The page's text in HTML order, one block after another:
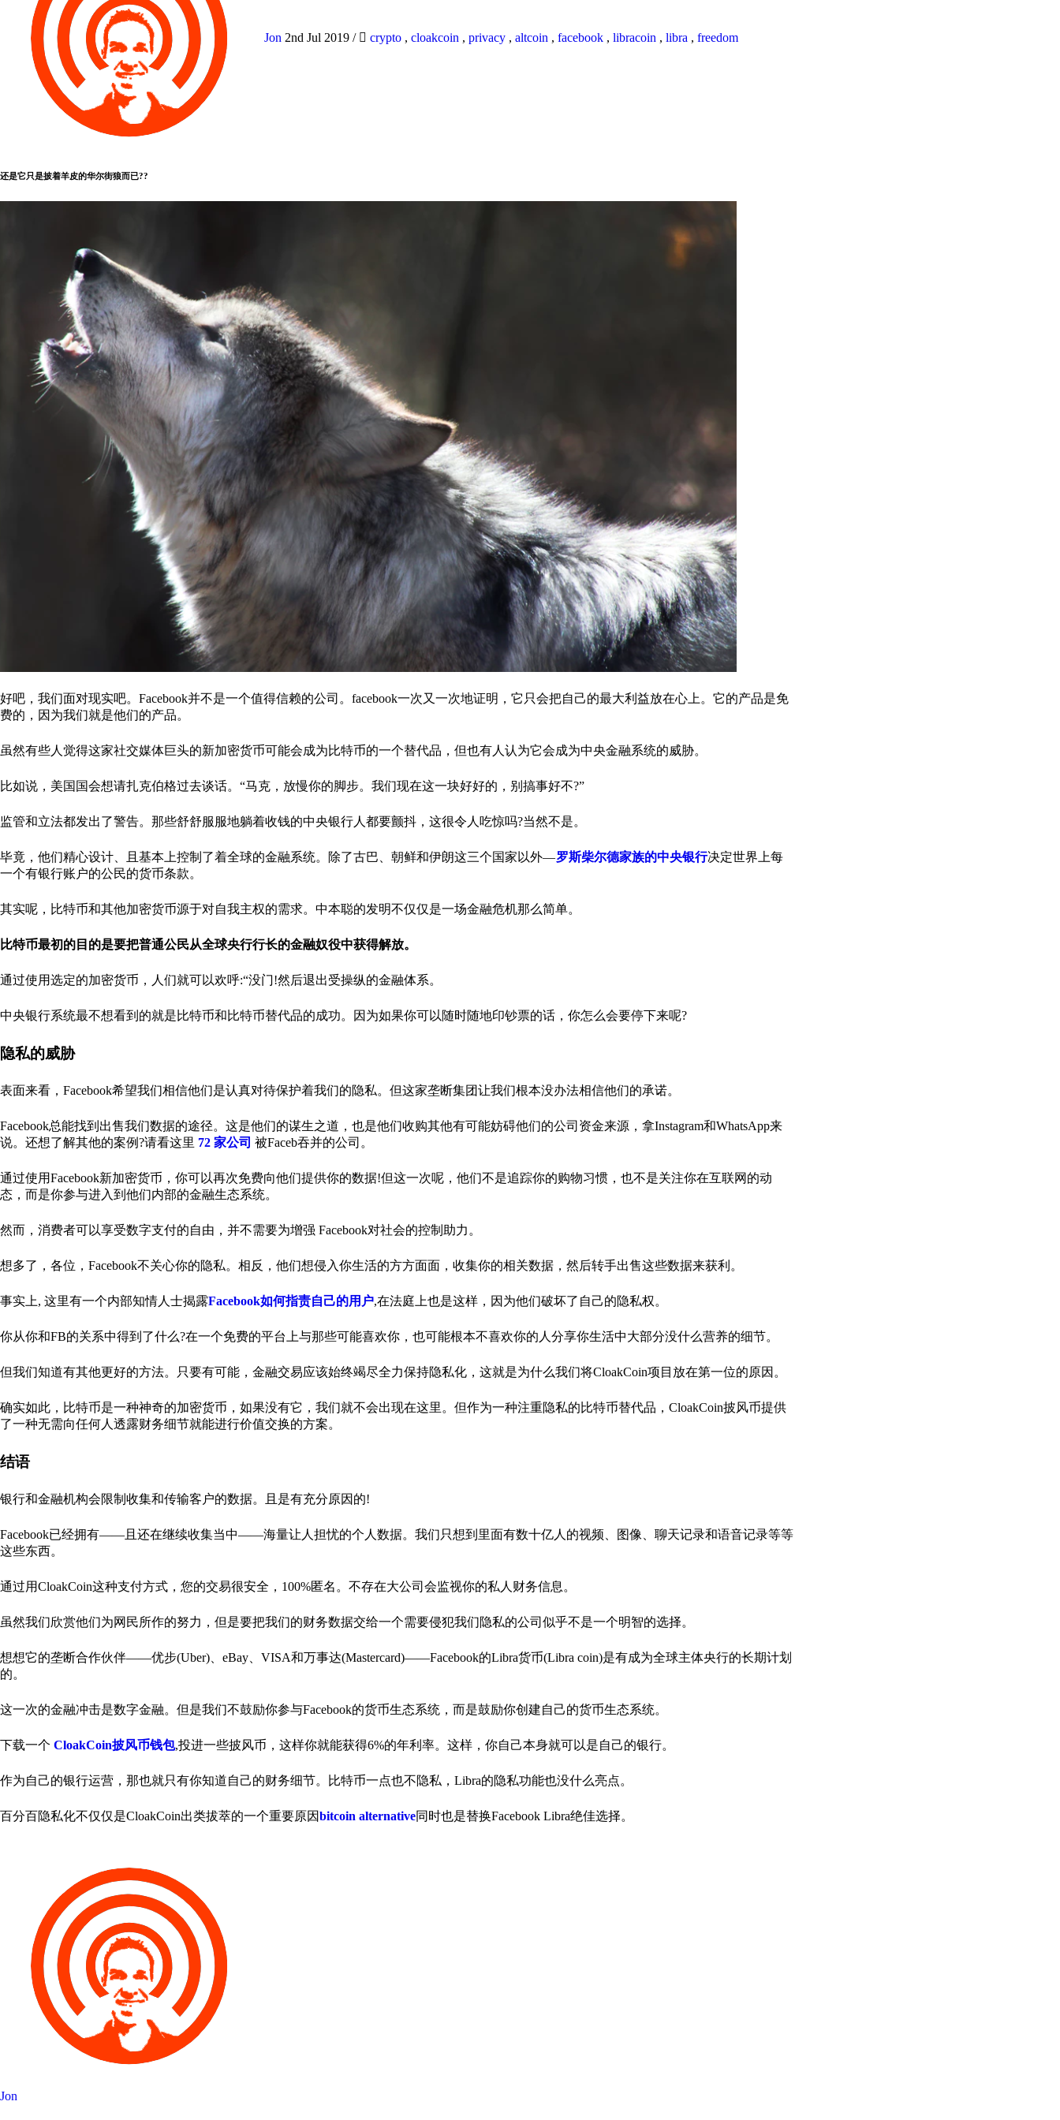
Jon 2nd Jul 2019 / crypto , cloakcoin , privacy , altcoin , facebook , libracoin , libra , freedom
还是它只是披着羊皮的华尔街狼而已??
好吧，我们面对现实吧。Facebook并不是一个值得信赖的公司。facebook一次又一次地证明，它只会把自己的最大利益放在心上。它的产品是免
费的，因为我们就是他们的产品。
虽然有些人觉得这家社交媒体巨头的新加密货币可能会成为比特币的一个替代品，但也有人认为它会成为中央金融系统的威胁。
比如说，美国国会想请扎克伯格过去谈话。“马克，放慢你的脚步。我们现在这一块好好的，别搞事好不?”
监管和立法都发出了警告。那些舒舒服服地躺着收钱的中央银行人都要颤抖，这很令人吃惊吗?当然不是。
毕竟，他们精心设计、且基本上控制了着全球的金融系统。除了古巴、朝鲜和伊朗这三个国家以外—罗斯柴尔德家族的中央银行决定世界上每
一个有银行账户的公民的货币条款。
其实呢，比特币和其他加密货币源于对自我主权的需求。中本聪的发明不仅仅是一场金融危机那么简单。
比特币最初的目的是要把普通公民从全球央行行长的金融奴役中获得解放。
通过使用选定的加密货币，人们就可以欢呼:“没门!然后退出受操纵的金融体系。
中央银行系统最不想看到的就是比特币和比特币替代品的成功。因为如果你可以随时随地印钞票的话，你怎么会要停下来呢?
隐私的威胁
表面来看，Facebook希望我们相信他们是认真对待保护着我们的隐私。但这家垄断集团让我们根本没办法相信他们的承诺。
Facebook总能找到出售我们数据的途径。这是他们的谋生之道，也是他们收购其他有可能妨碍他们的公司资金来源，拿Instagram和WhatsApp来
说。还想了解其他的案例?请看这里 72 家公司 被Faceb吞并的公司。
通过使用Facebook新加密货币，你可以再次免费向他们提供你的数据!但这一次呢，他们不是追踪你的购物习惯，也不是关注你在互联网的动
态，而是你参与进入到他们内部的金融生态系统。
然而，消费者可以享受数字支付的自由，并不需要为增强 Facebook对社会的控制助力。
想多了，各位，Facebook不关心你的隐私。相反，他们想侵入你生活的方方面面，收集你的相关数据，然后转手出售这些数据来获利。
事实上, 这里有一个内部知情人士揭露Facebook如何指责自己的用户,在法庭上也是这样，因为他们破坏了自己的隐私权。
你从你和FB的关系中得到了什么?在一个免费的平台上与那些可能喜欢你，也可能根本不喜欢你的人分享你生活中大部分没什么营养的细节。
但我们知道有其他更好的方法。只要有可能，金融交易应该始终竭尽全力保持隐私化，这就是为什么我们将CloakCoin项目放在第一位的原因。
确实如此，比特币是一种神奇的加密货币，如果没有它，我们就不会出现在这里。但作为一种注重隐私的比特币替代品，CloakCoin披风币提供
了一种无需向任何人透露财务细节就能进行价值交换的方案。
结语
银行和金融机构会限制收集和传输客户的数据。且是有充分原因的!
Facebook已经拥有——且还在继续收集当中——海量让人担忧的个人数据。我们只想到里面有数十亿人的视频、图像、聊天记录和语音记录等等
这些东西。
通过用CloakCoin这种支付方式，您的交易很安全，100%匿名。不存在大公司会监视你的私人财务信息。
虽然我们欣赏他们为网民所作的努力，但是要把我们的财务数据交给一个需要侵犯我们隐私的公司似乎不是一个明智的选择。
想想它的垄断合作伙伴——优步(Uber)、eBay、VISA和万事达(Mastercard)——Facebook的Libra货币(Libra coin)是有成为全球主体央行的长期计划
的。
这一次的金融冲击是数字金融。但是我们不鼓励你参与Facebook的货币生态系统，而是鼓励你创建自己的货币生态系统。
下载一个 CloakCoin披风币钱包,投进一些披风币，这样你就能获得6%的年利率。这样，你自己本身就可以是自己的银行。
作为自己的银行运营，那也就只有你知道自己的财务细节。比特币一点也不隐私，Libra的隐私功能也没什么亮点。
百分百隐私化不仅仅是CloakCoin出类拔萃的一个重要原因bitcoin alternative同时也是替换Facebook Libra绝佳选择。
Jon